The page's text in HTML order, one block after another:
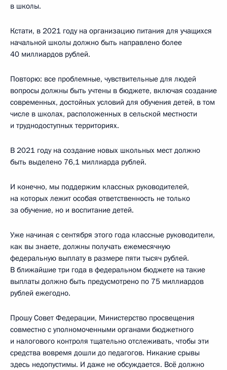
в школы.
Кстати, в 2021 году на организацию питания для учащихся
начальной школы должно быть направлено более
40 миллиардов рублей.
Повторю: все проблемные, чувствительные для людей
вопросы должны быть учтены в бюджете, включая создание
современных, достойных условий для обучения детей, в том
числе в школах, расположенных в сельской местности
и труднодоступных территориях.
В 2021 году на создание новых школьных мест должно
быть выделено 76,1 миллиарда рублей.
И конечно, мы поддержим классных руководителей,
на которых лежит особая ответственность не только
за обучение, но и воспитание детей.
Уже начиная с сентября этого года классные руководители,
как вы знаете, должны получать ежемесячную
федеральную выплату в размере пяти тысяч рублей.
В ближайшие три года в федеральном бюджете на такие
выплаты должно быть предусмотрено по 75 миллиардов
рублей ежегодно.
Прошу Совет Федерации, Министерство просвещения
совместно с уполномоченными органами бюджетного
и налогового контроля тщательно отслеживать, чтобы эти
средства вовремя дошли до педагогов. Никакие срывы
здесь недопустимы. И даже не обсуждается. Всё должно